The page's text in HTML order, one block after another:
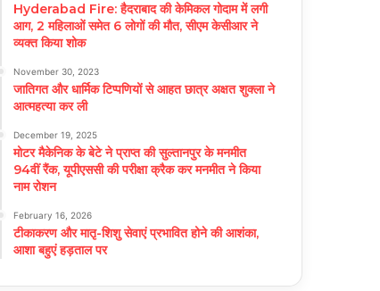
Hyderabad Fire: हैदराबाद की केमिकल गोदाम में लगी
आग, 2 महिलाओं समेत 6 लोगों की मौत, सीएम केसीआर ने
व्यक्त किया शोक
November 30, 2023
जातिगत और धार्मिक टिप्पणियों से आहत छात्र अक्षत शुक्ला ने
आत्महत्या कर ली
December 19, 2025
मोटर मैकेनिक के बेटे ने प्राप्त की सुल्तानपुर के मनमीत
94वीं रैंक, यूपीएससी की परीक्षा क्रैक कर मनमीत ने किया
नाम रोशन
February 16, 2026
टीकाकरण और मातृ-शिशु सेवाएं प्रभावित होने की आशंका,
आशा बहुएं हड़ताल पर